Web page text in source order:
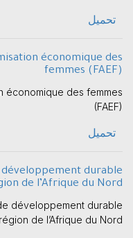
تحميل
économique des
femmes (FAEF)
économique des femmes
(FAEF)
تحميل
durable
de l’Afrique du Nord
développement durable
de l’Afrique du Nord